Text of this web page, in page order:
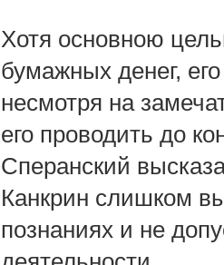
Хотя основною
бумажных денег,
несмотря на
его проводить до
Сперанский
Канкрин слишком
познаниях и не